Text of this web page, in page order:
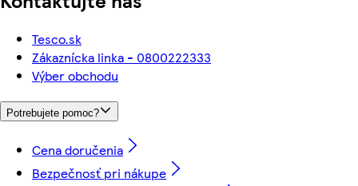
Tesco.sk
Zákaznícka linka - 0800222333
Výber obchodu
Potrebujete pomoc?
Cena doručenia
Bezpečnosť pri nákupe